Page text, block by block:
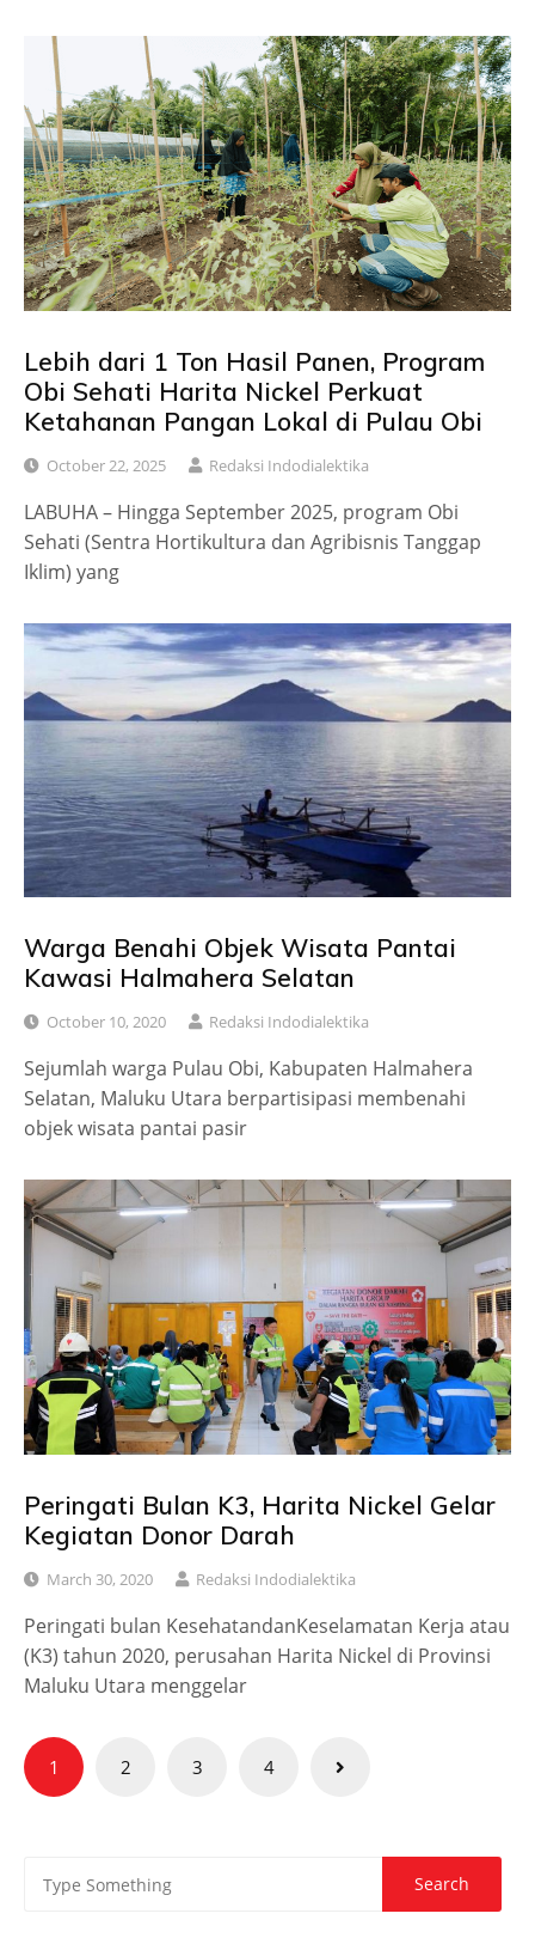
Lebih dari 1 Ton Hasil Panen, Program
Obi Sehati Harita Nickel Perkuat
Ketahanan Pangan Lokal di Pulau Obi
October 22, 2025 Redaksi Indodialektika
LABUHA – Hingga September 2025, program Obi
Sehati (Sentra Hortikultura dan Agribisnis Tanggap
Iklim) yang
Warga Benahi Objek Wisata Pantai
Kawasi Halmahera Selatan
October 10, 2020 Redaksi Indodialektika
Sejumlah warga Pulau Obi, Kabupaten Halmahera
Selatan, Maluku Utara berpartisipasi membenahi
objek wisata pantai pasir
Peringati Bulan K3, Harita Nickel Gelar
Kegiatan Donor Darah
March 30, 2020 Redaksi Indodialektika
Peringati bulan KesehatandanKeselamatan Kerja atau
(K3) tahun 2020, perusahan Harita Nickel di Provinsi
Maluku Utara menggelar
Posts
pagination
1 2 3 4